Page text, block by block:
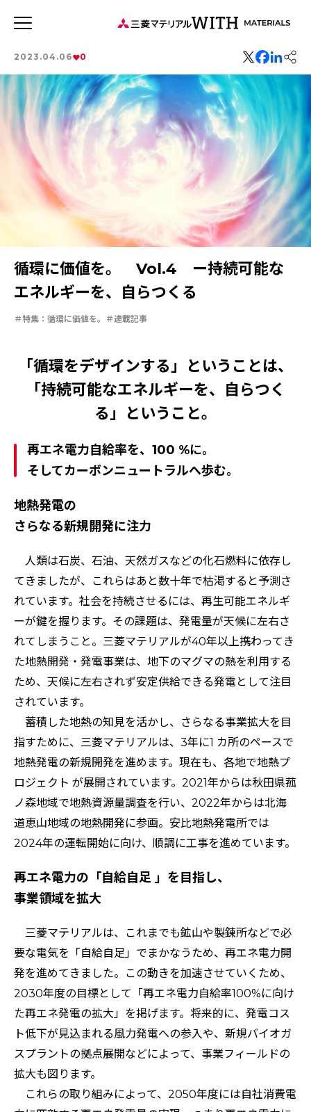
JP
タグから探す
特集：可能性の素材「タングステン」を世界へ
健康経営
特集：世界のものづくりの力になる
特集：循環に価値を。
価値観
特集：地熱発電への挑戦
森とマテリアル
MYSTORY
社会をつくる素材の力
特集：都市鉱山に挑む
電気鉛
特集：進化する銅
三菱マテリアルのある街を訪ねて
特集：金属と社会を、クリーンにつくり出す
特集：限りある金属資源を、未来につなぐ。
安全への取り組み
特集：自動車・半導体の進化を担う
Electrolytic copper
資源循環
リサイクル
2023.04.06 0
循環に価値を。 Vol.4 ー持続可能な
エネルギーを、自らつくる
特集：循環に価値を。 連載記事
「循環をデザインする」ということは、
「持続可能なエネルギーを、自らつく
る」ということ。
再エネ電力自給率を、100 %に。
そしてカーボンニュートラルへ歩む。
地熱発電の
さらなる新規開発に注力
人類は石炭、石油、天然ガスなどの化石燃料に依存し
てきましたが、これらはあと数十年で枯渇すると予測さ
れています。社会を持続させるには、再生可能エネルギ
ーが鍵を握ります。その課題は、発電量が天候に左右さ
れてしまうこと。三菱マテリアルが40年以上携わってき
た地熱開発・発電事業は、地下のマグマの熱を利用する
ため、天候に左右されず安定供給できる発電として注目
されています。
蓄積した地熱の知見を活かし、さらなる事業拡大を目
指すために、三菱マテリアルは、3年に1 カ所のペースで
地熱発電の新規開発を進めます。現在も、各地で地熱プ
ロジェクト が展開されています。2021年からは秋田県菰
ノ森地域で地熱資源量調査を行い、2022年からは北海
道恵山地域の地熱開発に参画。安比地熱発電所では
2024年の運転開始に向け、順調に工事を進めています。
再エネ電力の「自給自足 」を目指し、
事業領域を拡大
三菱マテリアルは、これまでも鉱山や製錬所などで必
要な電気を「自給自足」でまかなうため、再エネ電力開
発を進めてきました。この動きを加速させていくため、
2030年度の目標として「再エネ電力自給率100%に向け
た再エネ発電の拡大」を掲げます。将来的に、発電コス
ト低下が見込まれる風力発電への参入や、新規バイオガ
スプラントの拠点展開などによって、事業フィールドの
拡大も図ります。
これらの取り組みによって、2050年度には自社消費電